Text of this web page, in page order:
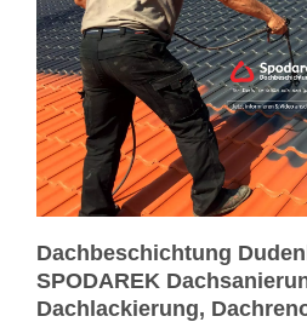
Dachbeschichtung
SPODAREK
Dachlackierung,